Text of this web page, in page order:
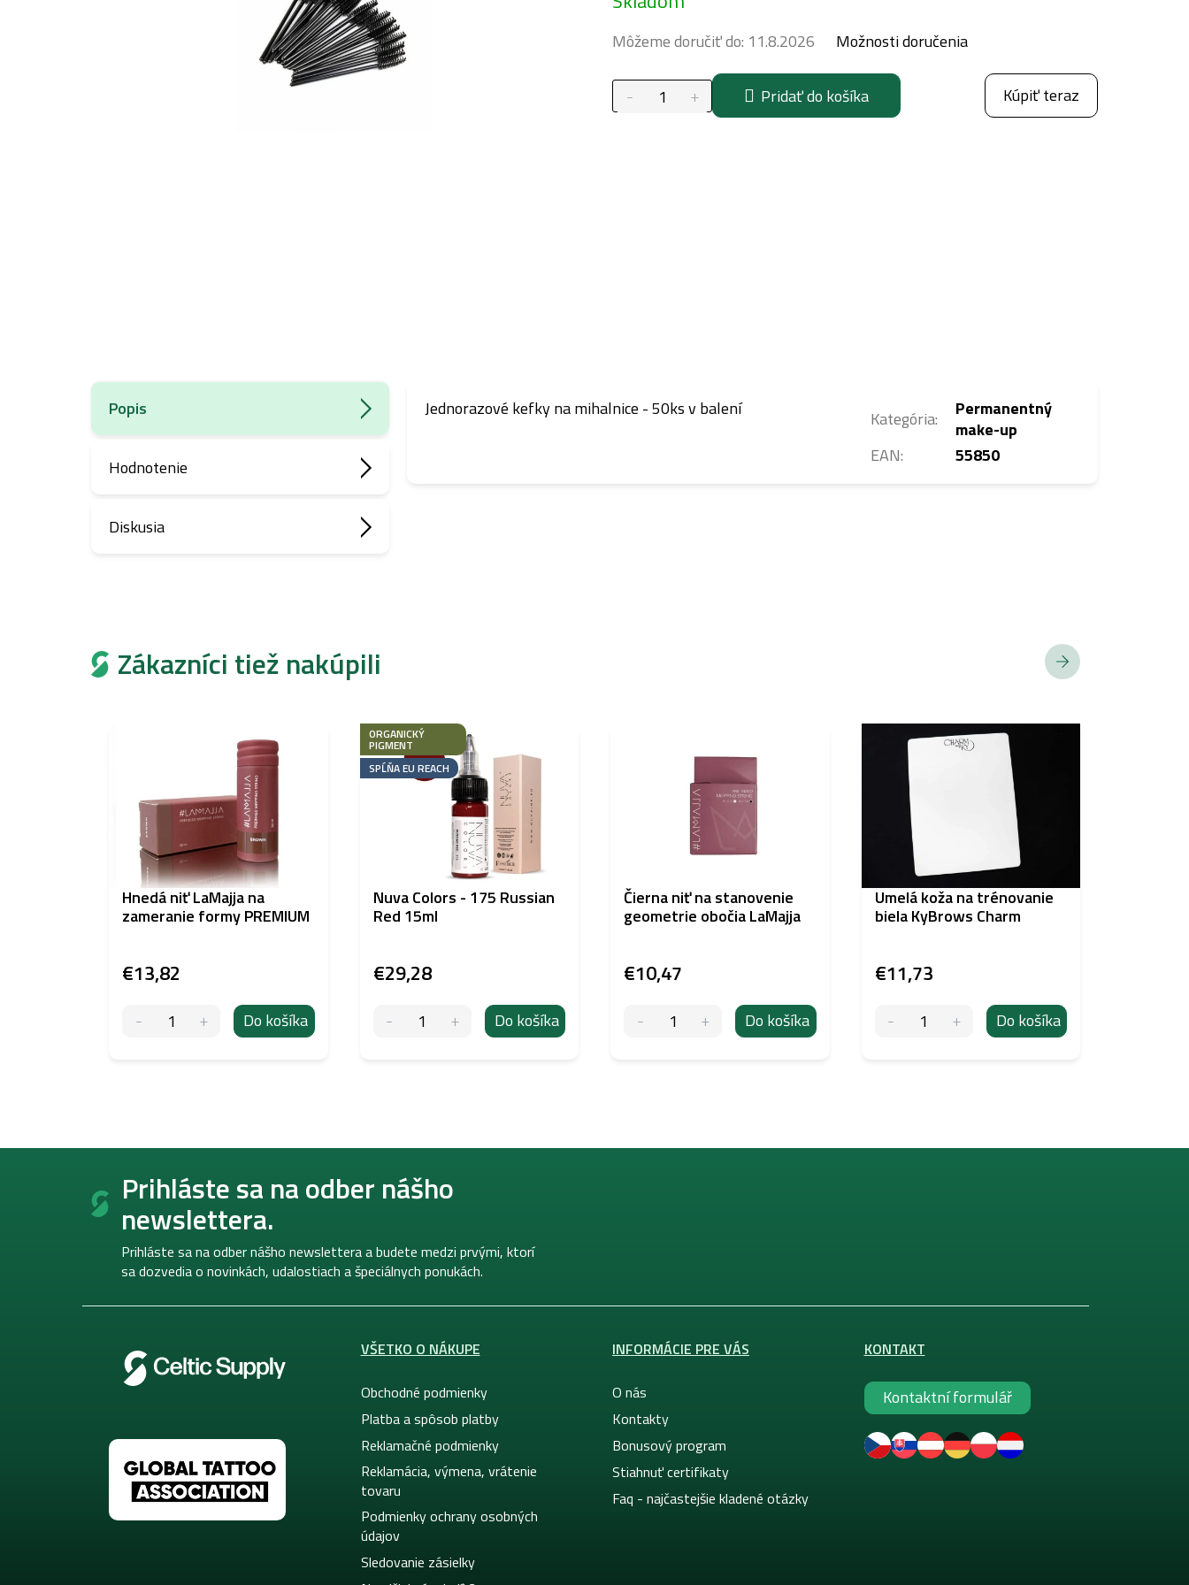
Môžeme doručiť do: 11.8.2026 Možnosti doručenia
Pridať do košíka Kúpiť teraz
Popis
Hodnotenie
Diskusia
Jednorazové kefky na mihalnice - 50ks v balení Kategória:
Permanentný
make-up
EAN: 55850
Zákazníci tiež nakúpili
Hnedá niť LaMajja na
zameranie formy PREMIUM
€13,82
Do košíka
ORGANICKÝ
PIGMENT
SPĹŇA EU REACH
Nuva Colors - 175 Russian
Red 15ml
€29,28
Do košíka
Čierna niť na stanovenie
geometrie obočia LaMajja
€10,47
Do košíka
Umelá koža na trénovanie
biela KyBrows Charm
€11,73
Do košíka
Z
Prihláste sa na odber nášho
newslettera.
Prihláste sa na odber nášho newslettera a budete medzi prvými, ktorí
sa dozvedia o novinkách, udalostiach a špeciálnych ponukách.
VŠETKO O NÁKUPE
Obchodné podmienky
Platba a spôsob platby
Reklamačné podmienky
Reklamácia, výmena, vrátenie
tovaru
Podmienky ochrany osobných
údajov
Sledovanie zásielky
INFORMÁCIE PRE VÁS
O nás
Kontakty
Bonusový program
Stiahnuť certifikaty
Faq - najčastejšie kladené otázky
KONTAKT
Kontaktní formulář